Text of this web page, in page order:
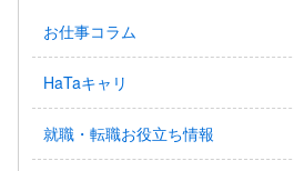
お仕事コラム
HaTaキャリ
就職・転職お役立ち情報